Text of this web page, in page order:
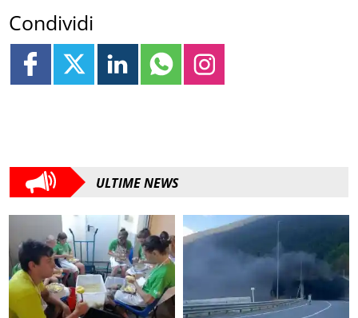
Condividi
ULTIME NEWS